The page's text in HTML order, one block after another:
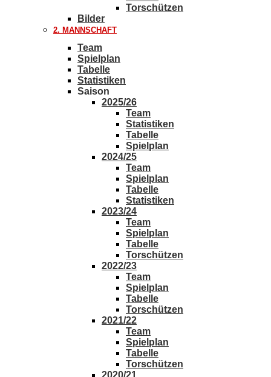
Torschützen
Bilder
2. MANNSCHAFT
Team
Spielplan
Tabelle
Statistiken
Saison
2025/26
Team
Statistiken
Tabelle
Spielplan
2024/25
Team
Spielplan
Tabelle
Statistiken
2023/24
Team
Spielplan
Tabelle
Torschützen
2022/23
Team
Spielplan
Tabelle
Torschützen
2021/22
Team
Spielplan
Tabelle
Torschützen
2020/21